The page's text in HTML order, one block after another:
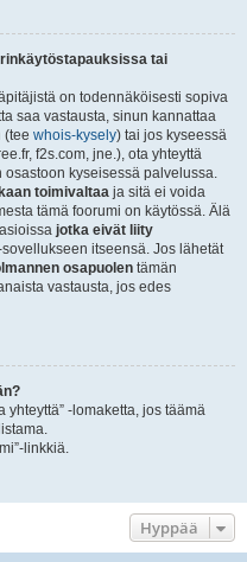
tai
on todennäköisesti sopiva
saa vastausta, sinun kannattaa
(tee whois-kysely) tai jos kyseessä
f2s.com, jne.), ota yhteyttä
kyseisessä palvelussa.
toimivaltaa ja sitä ei voida
tämä foorumi on käytössä. Älä
jotka eivät liity
itseensä. Jos lähetät
osapuolen tämän
vastausta, jos edes
yhteyttä” -lomaketta, jos täämä
linkkiä.
Hyppää